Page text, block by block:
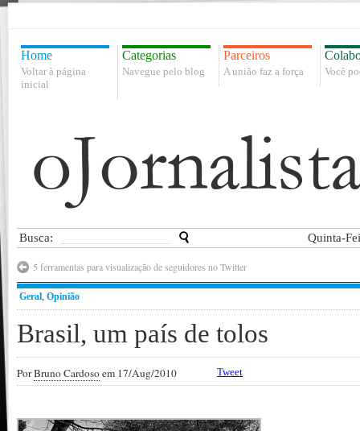
Home
Voltar à página
inicial
Categorias
Navegue pelo blog
Parceiros
A união faz a força Você
Busca: Quinta-
5 ferramentas para visualização de seguidores no Twitter
Geral, Opinião
Brasil, um país de tolos
PorBruno Cardosoem 17/Aug/2010 Tweet